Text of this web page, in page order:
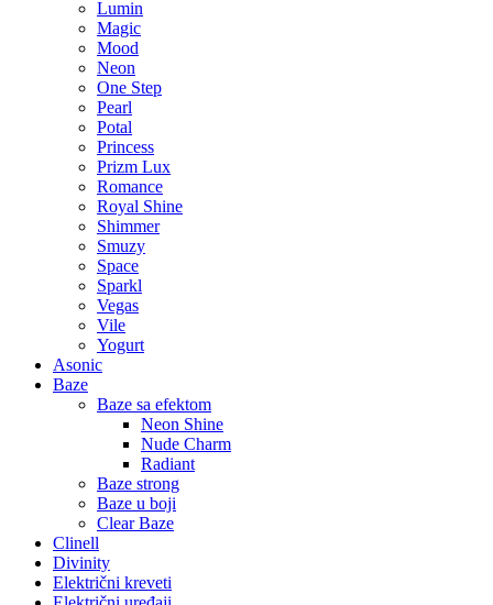
Lumin
Magic
Mood
Neon
One Step
Pearl
Potal
Princess
Prizm Lux
Romance
Royal Shine
Shimmer
Smuzy
Space
Sparkl
Vegas
Vile
Yogurt
Asonic
Baze
Baze sa efektom
Neon Shine
Nude Charm
Radiant
Baze strong
Baze u boji
Clear Baze
Clinell
Divinity
Električni kreveti